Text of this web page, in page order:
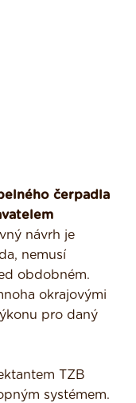
čerpadla
návrh je
nemusí
obdobném.
okrajovými
pro daný
TZB
systémem.